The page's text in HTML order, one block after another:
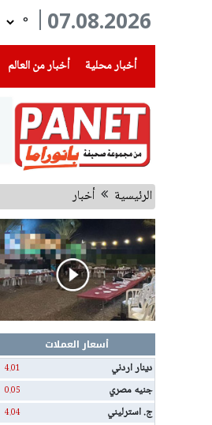
07.08.2026
°
أخبار محلية
(current) أخبار من العالم
الرئيسية أخبار
أسعار العملات
دينار اردني
4.01
جنيه مصري 0.05
ج. استرليني 4.04